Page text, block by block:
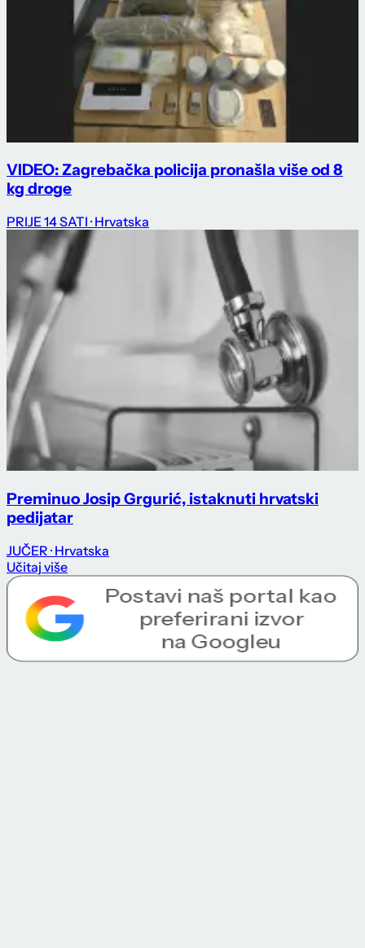
VIDEO: Zagrebačka policija pronašla više od 8
kg droge
PRIJE 14 SATI · Hrvatska
Preminuo Josip Grgurić, istaknuti hrvatski
pedijatar
JUČER · Hrvatska
Učitaj više